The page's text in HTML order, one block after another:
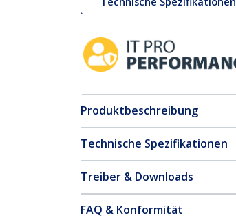
Produktbeschreibung
Technische Spezifikationen
Treiber & Downloads
FAQ & Konformität